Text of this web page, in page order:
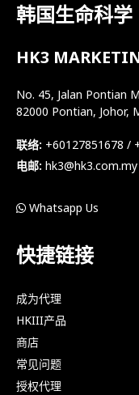
韩国生命科学
HK3
No. 45, Jalan Pontian
82000 Pontian, Johor,
联络: +60127851678 /
电邮: hk3@hk3.com.my
Whatsapp Us
快捷链接
成为代理
HKIII产品
商店
常见问题
授权代理